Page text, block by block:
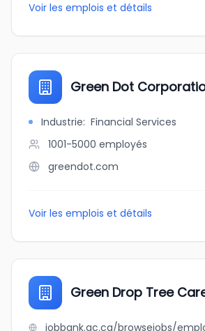
Voir les emplois et détails
Green Dot
Industrie: Financial Services
1001-5000 employés
greendot.com
Voir les emplois et détails
Green Drop Tree